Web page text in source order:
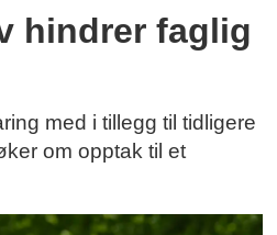
hindrer faglig
med i tillegg til tidligere
om opptak til et